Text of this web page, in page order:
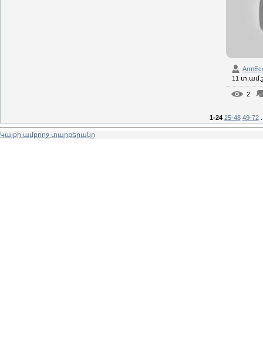
11
2
1-24 25-48 49-72
Կայքի ամբողջ տարբերակը